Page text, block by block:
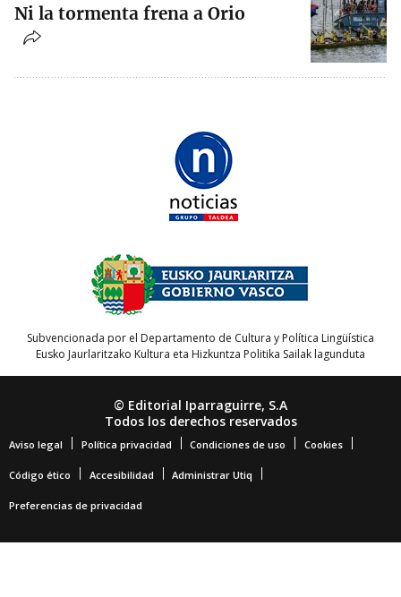
Ni la tormenta frena a Orio
Subvencionada por el Departamento de Cultura y Política Lingüística
Eusko Jaurlaritzako Kultura eta Hizkuntza Politika Sailak lagunduta
© Editorial Iparraguirre, S.A
Todos los derechos reservados
Aviso legal Política privacidad Condiciones de uso Cookies
Código ético Accesibilidad Administrar Utiq
Preferencias de privacidad